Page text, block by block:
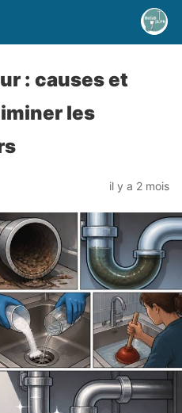
: causes et
les
il y a 2 mois